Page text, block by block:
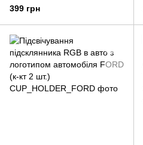
автомобіля TESLA (к-кт 2 шт.)
399 грн